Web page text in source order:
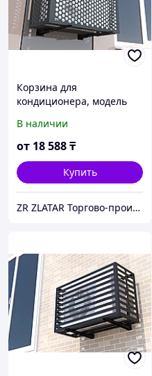
Корзина для
кондиционера, модель
В наличии
от 18 588₸
Купить
ZR ZLATAR Торгово-производственная Компания.